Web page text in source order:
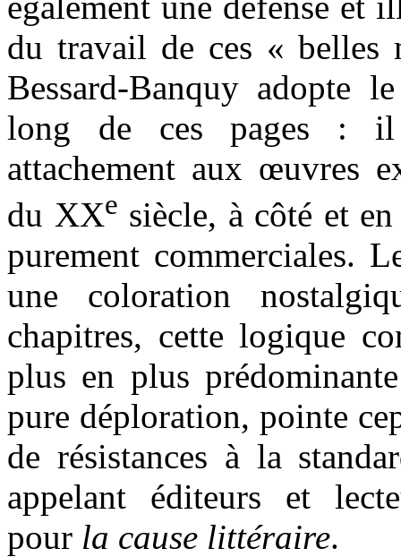
du travail de ces « belles
Bessard-Banquy adopte
long de ces pages :
attachement aux œuvres
du XXe siècle, à côté et
purement commerciales.
une coloration
chapitres, cette logique
plus en plus
pure déploration, pointe
de résistances à la
appelant éditeurs et
pour la cause littéraire.